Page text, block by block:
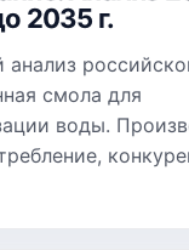
2035 г.
анализ
смола для
воды.